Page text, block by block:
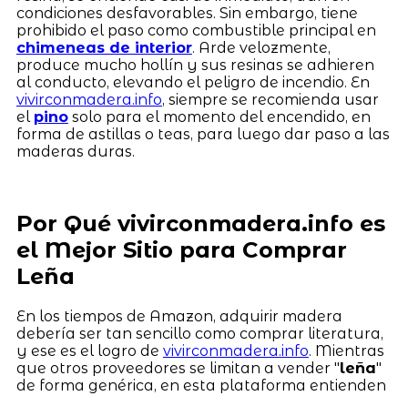
condiciones desfavorables. Sin embargo, tiene
prohibido el paso como combustible principal en
chimeneas de interior. Arde velozmente,
produce mucho hollín y sus resinas se adhieren
al conducto, elevando el peligro de incendio. En
vivirconmadera.info, siempre se recomienda usar
el pinosolo para el momento del encendido, en
forma de astillas o teas, para luego dar paso a las
maderas duras.
Por Qué vivirconmadera.info es
el Mejor Sitio para Comprar
Leña
En los tiempos de Amazon, adquirir madera
debería ser tan sencillo como comprar literatura,
y ese es el logro de vivirconmadera.info. Mientras
que otros proveedores se limitan a vender "leña"
de forma genérica, en esta plataforma entienden